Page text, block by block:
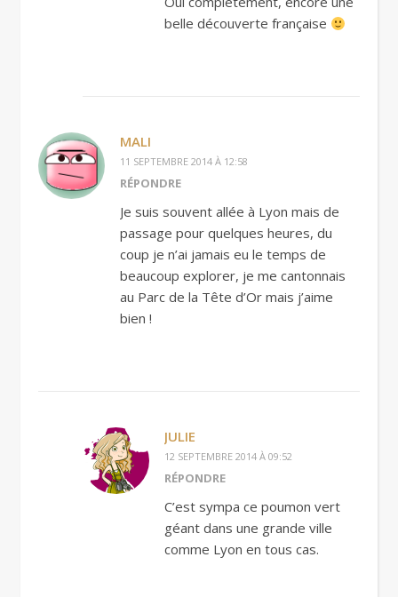
belle découverte française
MALI
11 SEPTEMBRE 2014 À 12:58
RÉPONDRE
Je suis souvent allée à Lyon mais de
passage pour quelques heures, du
coup je n’ai jamais eu le temps de
beaucoup explorer, je me cantonnais
au Parc de la Tête d’Or mais j’aime
bien !
JULIE
12 SEPTEMBRE 2014 À 09:52
RÉPONDRE
C’est sympa ce poumon vert
géant dans une grande ville
comme Lyon en tous cas.